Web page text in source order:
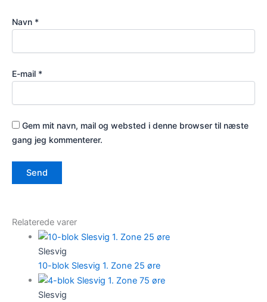
Navn *
E-mail *
Gem mit navn, mail og websted i denne browser til næste
gang jeg kommenterer.
Relaterede varer
Slesvig
10-blok Slesvig 1. Zone 25 øre
Slesvig